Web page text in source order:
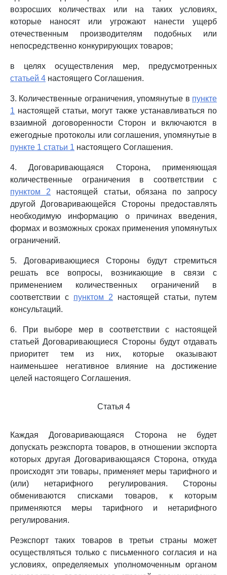
возросших количествах или на таких условиях,
которые наносят или угрожают нанести ущерб
отечественным производителям подобных или
непосредственно конкурирующих товаров;
в целях осуществления мер, предусмотренных
статьей 4 настоящего Соглашения.
3. Количественные ограничения, упомянутые в пункте
1 настоящей статьи, могут также устанавливаться по
взаимной договоренности Сторон и включаются в
ежегодные протоколы или соглашения, упомянутые в
пункте 1 статьи 1 настоящего Соглашения.
4. Договаривающаяся Сторона, применяющая
количественные ограничения в соответствии с
пунктом 2 настоящей статьи, обязана по запросу
другой Договаривающейся Стороны предоставлять
необходимую информацию о причинах введения,
формах и возможных сроках применения упомянутых
ограничений.
5. Договаривающиеся Стороны будут стремиться
решать все вопросы, возникающие в связи с
применением количественных ограничений в
соответствии с пунктом 2 настоящей статьи, путем
консультаций.
6. При выборе мер в соответствии с настоящей
статьей Договаривающиеся Стороны будут отдавать
приоритет тем из них, которые оказывают
наименьшее негативное влияние на достижение
целей настоящего Соглашения.
Статья 4
Каждая Договаривающаяся Сторона не будет
допускать реэкспорта товаров, в отношении экспорта
которых другая Договаривающаяся Сторона, откуда
происходят эти товары, применяет меры тарифного и
(или) нетарифного регулирования. Стороны
обмениваются списками товаров, к которым
применяются меры тарифного и нетарифного
регулирования.
Реэкспорт таких товаров в третьи страны может
осуществляться только с письменного согласия и на
условиях, определяемых уполномоченным органом